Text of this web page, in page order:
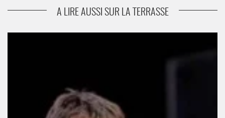
Josep Pons
A LIRE AUSSI SUR LA TERRASSE